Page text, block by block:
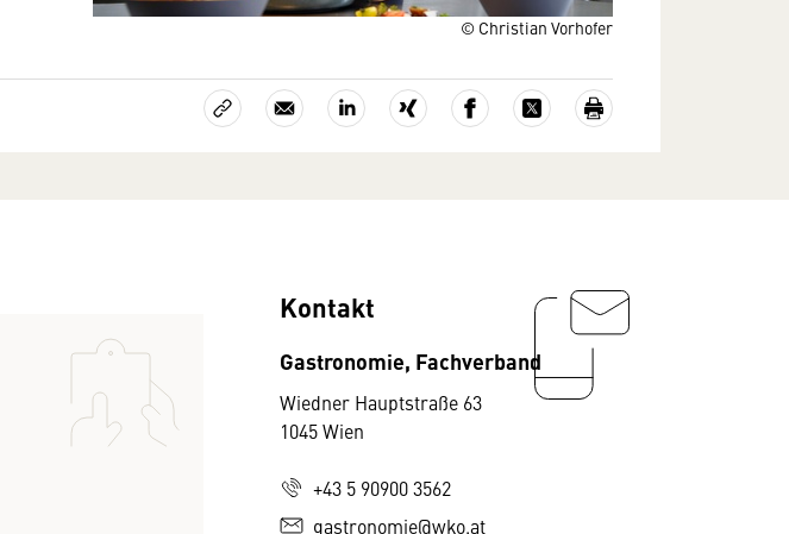
© Christian Vorhofer
Kontakt
Gastronomie, Fachverband
Wiedner Hauptstraße 63
1045 Wien
+43 5 90900 3562
gastronomie@wko.at